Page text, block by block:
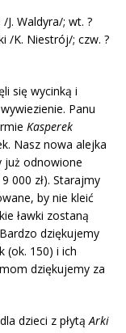
J. Waldyra/; wt. ?
/K. Niestrój/; czw. ?
się wycinką i
Panu
Kasperek
Nasz nowa alejka
już odnowione
000 zł). Starajmy
by nie kleić
ławki zostaną
dziękujemy
(ok. 150) i ich
dziękujemy za
dla dzieci z płytąArki